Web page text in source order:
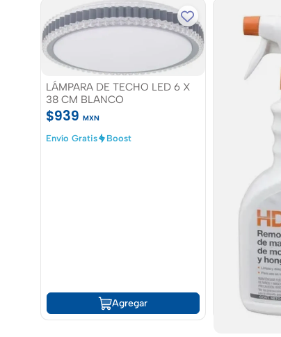
LÁMPARA DE TECHO LED 6 X
38 CM BLANCO
$939 MXN
Envío Gratis
Boost
Agregar